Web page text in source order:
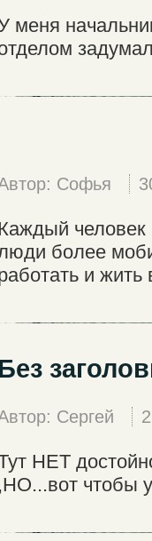
меня
Софья
человек
более
и жить
Без
Сергей
НЕТ
,НО...вот чтобы